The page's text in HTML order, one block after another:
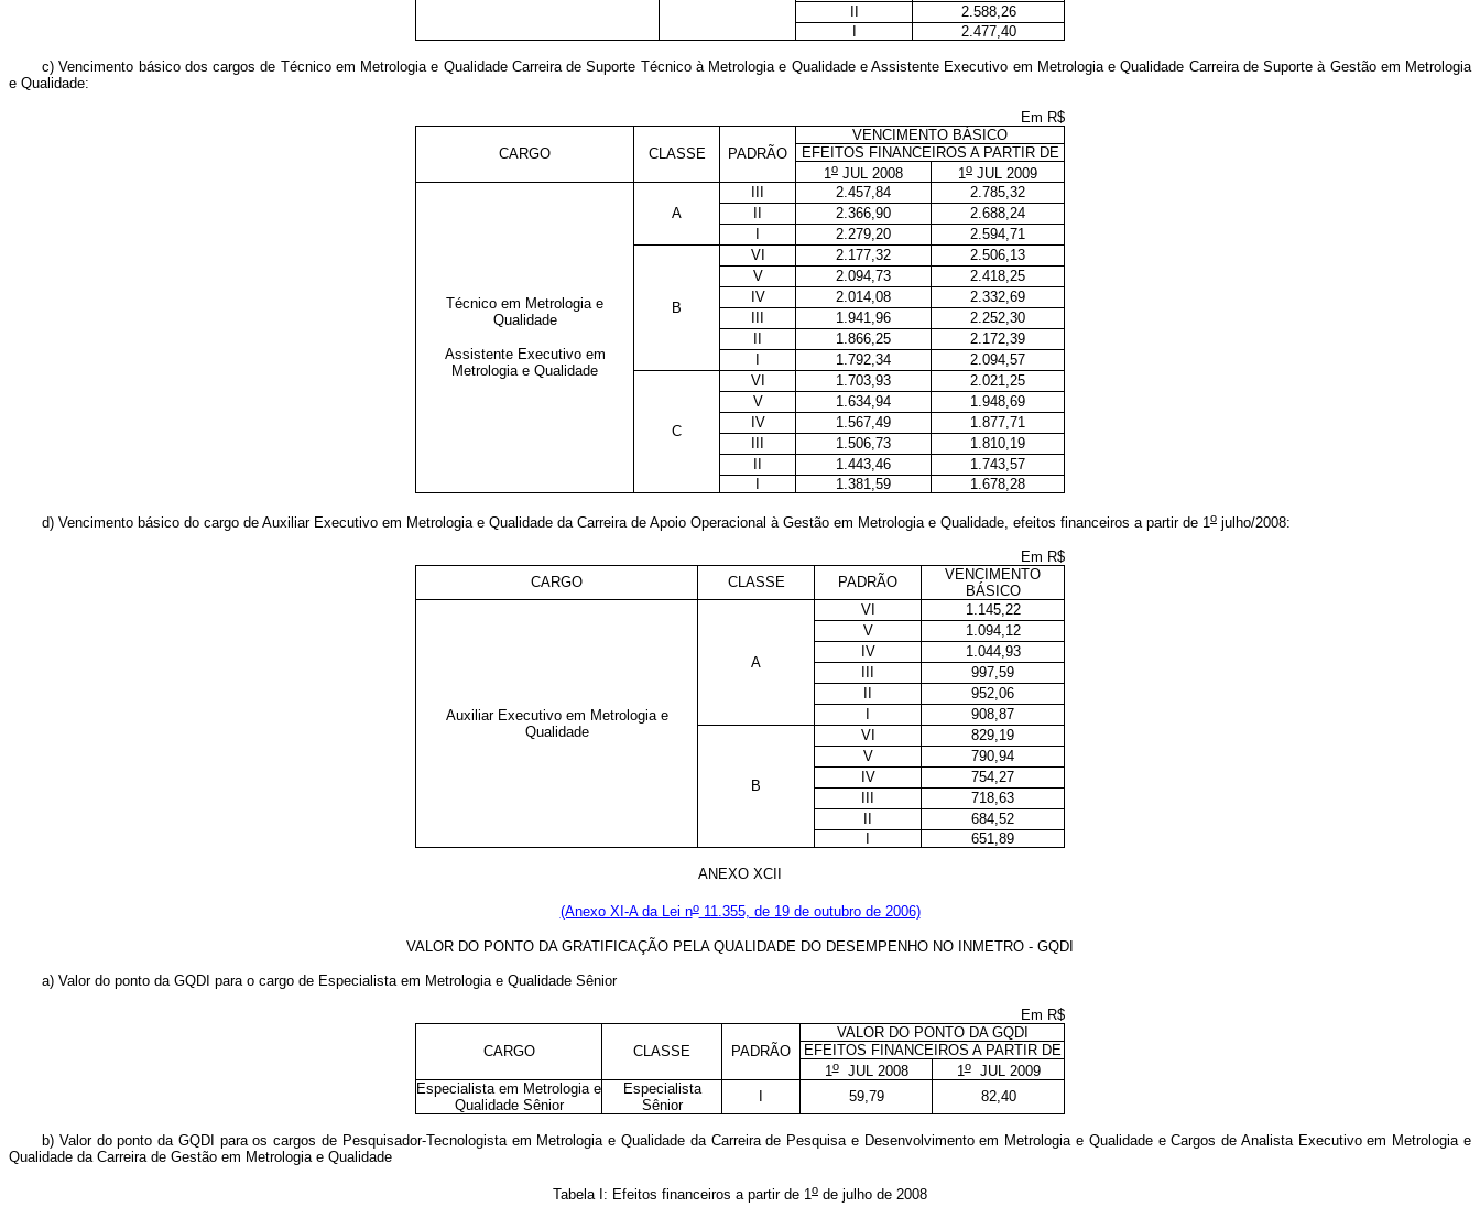
2.588,26
2.477,40
c) Vencimento básico dos cargos de Técnico em Metrologia e Qualidade Carreira de Suporte Técnico à Metrologia e Qualidade e Assistente Executivo em Metrologia e Qualidade Carreira de Suporte à Gestão em Metrologia
e Qualidade:
Em R$
CARGO CLASSE PADRÃO
VENCIMENTO BÁSICO
EFEITOS FINANCEIROS A PARTIR DE
1o JUL 2008 1o JUL 2009
Técnico em Metrologia e
Qualidade
Assistente Executivo em
Metrologia e Qualidade
A
2.457,84
2.785,32
2.366,90
2.688,24
2.279,20 2.594,71
B
VI 2.177,32
2.506,13
V
2.094,73
2.418,25
IV
2.014,08
2.332,69
1.941,96
2.252,30
1.866,25
2.172,39
1.792,34 2.094,57
C
VI 1.703,93
2.021,25
V
1.634,94
1.948,69
IV
1.567,49
1.877,71
1.506,73
1.810,19
1.443,46
1.743,57
1.381,59 1.678,28
d) Vencimento básico do cargo de Auxiliar Executivo em Metrologia e Qualidade da Carreira de Apoio Operacional à Gestão em Metrologia e Qualidade, efeitos financeiros a partir de 1o julho/2008:
Em R$
CARGO
CLASSE PADRÃO
VENCIMENTO
BÁSICO
Auxiliar Executivo em Metrologia e
Qualidade
A
VI
1.145,22
V
1.094,12
IV
1.044,93
997,59
952,06
908,87
B
VI
829,19
V
790,94
IV
754,27
718,63
684,52
651,89
ANEXO XCII
(Anexo XI-A da Lei no11.355, de 19 de outubro de 2006)
VALOR DO PONTO DA GRATIFICAÇÃO PELA QUALIDADE DO DESEMPENHO NO INMETRO - GQDI
a) Valor do ponto da GQDI para o cargo de Especialista em Metrologia e Qualidade Sênior
Em R$
CARGO CLASSE PADRÃO
VALOR DO PONTO DA GQDI
EFEITOS FINANCEIROS A PARTIR DE
1oJUL 2008 1oJUL 2009
Especialista em Metrologia e
Qualidade Sênior
Especialista
Sênior
I 59,79 82,40
b) Valor do ponto da GQDI para os cargos de Pesquisador-Tecnologista em Metrologia e Qualidade da Carreira de Pesquisa e Desenvolvimento em Metrologia e Qualidade e Cargos de Analista Executivo em Metrologia e
Qualidade da Carreira de Gestão em Metrologia e Qualidade
Tabela I: Efeitos financeiros a partir de 1 o de julho de 2008